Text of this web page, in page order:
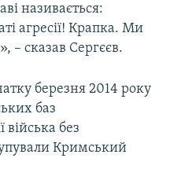
називається:
агресії! Крапка. Ми
– сказав Сергєєв.
березня 2014 року
баз
війська без
Кримський